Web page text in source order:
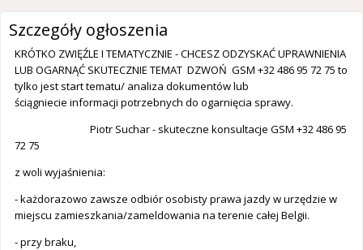
Szczegóły ogłoszenia
KRÓTKO ZWIĘŹLE I TEMATYCZNIE - CHCESZ ODZYSKAĆ UPRAWNIENIA
LUB OGARNĄĆ SKUTECZNIE TEMAT DZWOŃ GSM +32 486 95 72 75 to
tylko jest start tematu/ analiza dokumentów lub
ściągniecie informacji potrzebnych do ogarnięcia sprawy.
Piotr Suchar - skuteczne konsultacje GSM +32 486 95
72 75
z woli wyjaśnienia:
- każdorazowo zawsze odbiór osobisty prawa jazdy w urzędzie w
miejscu zamieszkania/zameldowania na terenie całej Belgii.
- przy braku,